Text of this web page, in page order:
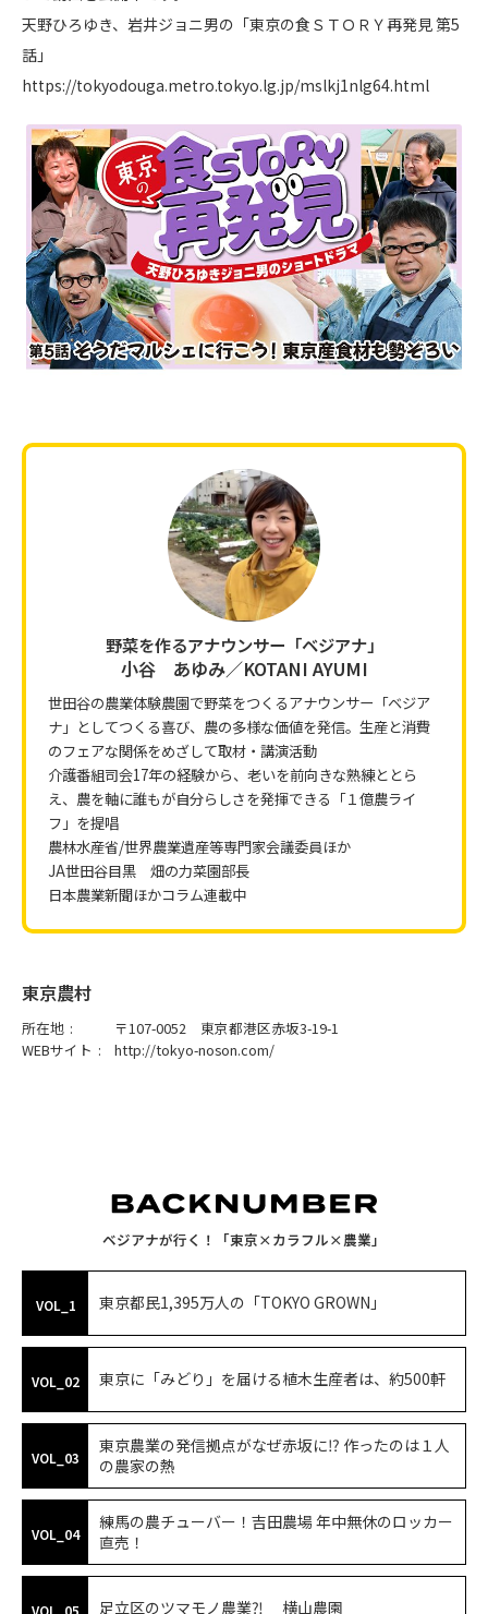
天野ひろゆき、岩井ジョニ男の「東京の食ＳＴＯＲＹ再発見 第5
話」
https://tokyodouga.metro.tokyo.lg.jp/mslkj1nlg64.html
野菜を作るアナウンサー「ベジアナ」
小谷 あゆみ／KOTANI AYUMI
世田谷の農業体験農園で野菜をつくるアナウンサー「ベジア
ナ」としてつくる喜び、農の多様な価値を発信。生産と消費
のフェアな関係をめざして取材・講演活動
介護番組司会17年の経験から、老いを前向きな熟練ととら
え、農を軸に誰もが自分らしさを発揮できる「１億農ライ
フ」を提唱
農林水産省/世界農業遺産等専門家会議委員ほか
JA世田谷目黒 畑の力菜園部長
日本農業新聞ほかコラム連載中
東京農村
所在地
〒107-0052 東京都港区赤坂3-19-1
WEBサイト
http://tokyo-noson.com/
ベジアナが行く！「東京×カラフル×農業」
VOL_1 東京都民1,395万人の「TOKYO GROWN」
VOL_02 東京に「みどり」を届ける植木生産者は、約500軒
VOL_03
東京農業の発信拠点がなぜ赤坂に⁉ 作ったのは１人
の農家の熱
VOL_04
練馬の農チューバー！吉田農場 年中無休のロッカー
直売！
VOL_05 足立区のツマモノ農業⁈ 横山農園